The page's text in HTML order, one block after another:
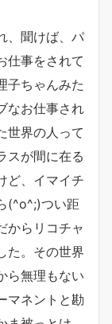
、聞けば、パ
仕事をされて
子ちゃんみた
なお仕事され
世界の人って
スが間に在る
ど、イマイチ
(^o^;)つい距
からリコチャ
た。その世界
ら無理もない
マネントと勘